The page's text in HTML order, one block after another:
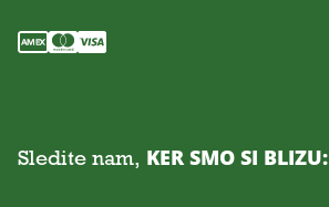
Sledite nam, KER SMO SI BLIZU: